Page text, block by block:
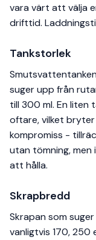
vara värt att välja
drifttid.
Tankstorlek
suger upp från
till 300 ml. En liten
oftare, vilket
kompromiss -
utan tömning,
att hålla.
Skrapbredd
Skrapan som
vanligtvis 170, 250